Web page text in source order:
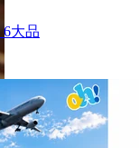
大品